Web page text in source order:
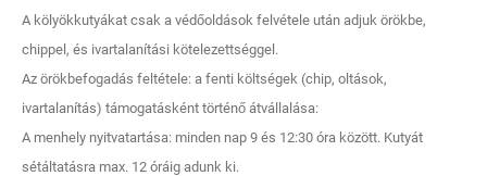
A kölyökkutyákat csak a védőoldások felvétele után adjuk örökbe,
chippel, és ivartalanítási kötelezettséggel.
Az örökbefogadás feltétele: a fenti költségek (chip, oltások,
ivartalanítás) támogatásként történő átvállalása:
A menhely nyitvatartása: minden nap 9 és 12:30 óra között. Kutyát
sétáltatásra max. 12 óráig adunk ki.